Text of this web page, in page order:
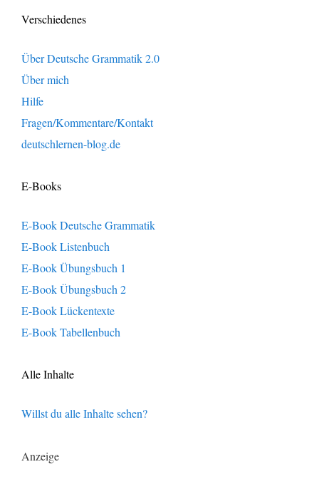
Verschiedenes
Über Deutsche Grammatik 2.0
Über mich
Hilfe
Fragen/Kommentare/Kontakt
deutschlernen-blog.de
E-Books
E-Book Deutsche Grammatik
E-Book Listenbuch
E-Book Übungsbuch 1
E-Book Übungsbuch 2
E-Book Lückentexte
E-Book Tabellenbuch
Alle Inhalte
Willst du alle Inhalte sehen?
Anzeige